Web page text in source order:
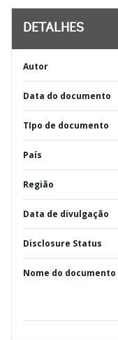
DETALHES
Autor
Data do documento
TIpo de documento
País
Região
Data de divulgação
Disclosure Status
Nome do documento